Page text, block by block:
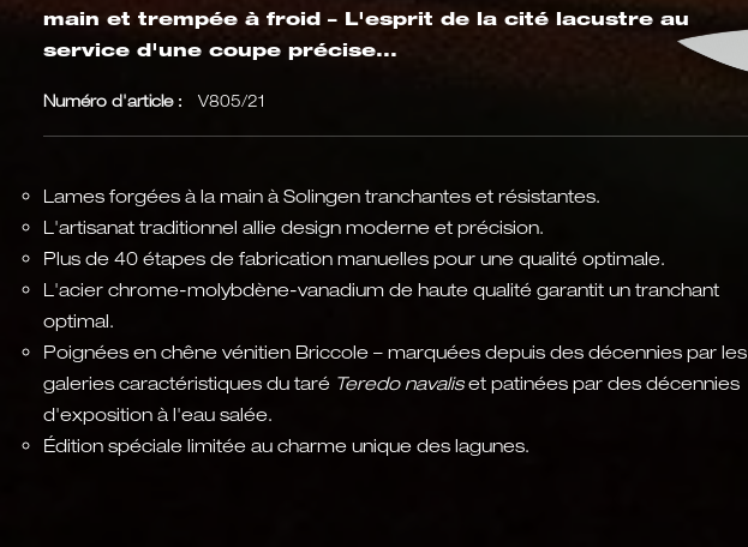
main et trempée à froid – L'esprit de la cité lacustre au
service d'une coupe précise...
Numéro d'article : V805/21
Lames forgées à la main à Solingen tranchantes et résistantes.
L'artisanat traditionnel allie design moderne et précision.
Plus de 40 étapes de fabrication manuelles pour une qualité optimale.
L'acier chrome-molybdène-vanadium de haute qualité garantit un tranchant
optimal.
Poignées en chêne vénitien Briccole – marquées depuis des décennies par les
galeries caractéristiques du taré Teredo navaliset patinées par des décennies
d'exposition à l'eau salée.
Édition spéciale limitée au charme unique des lagunes.